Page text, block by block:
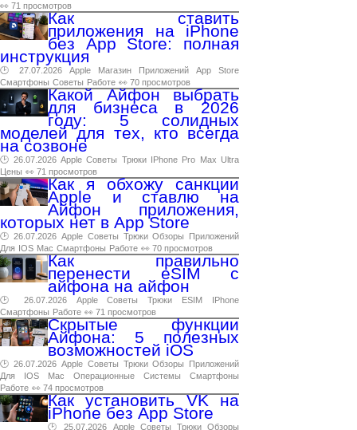
👀 71 просмотров
Как ставить
приложения на iPhone
без App Store: полная
инструкция
🕑 27.07.2026 Apple Магазин Приложений App
Store
Смартфоны Советы Работе 👀 70 просмотров
Какой Айфон выбрать
для бизнеса в 2026
году: 5 солидных
моделей для тех, кто всегда
на созвоне
🕑 26.07.2026 Apple Советы Трюки IPhone Pro Max
Ultra
Цены 👀 71 просмотров
Как я обхожу санкции
Apple и ставлю на
Айфон приложения,
которых нет в App Store
🕑 26.07.2026 Apple Советы Трюки Обзоры
Приложений
Для IOS Mac Смартфоны Работе 👀 70 просмотров
Как правильно
перенести eSIM с
айфона на айфон
🕑 26.07.2026 Apple Советы Трюки ESIM
IPhone
Смартфоны Работе 👀 71 просмотров
Скрытые функции
Айфона: 5 полезных
возможностей iOS
🕑 26.07.2026 Apple Советы Трюки Обзоры
Приложений
Для
IOS Mac Операционные Системы
Смартфоны
Работе 👀 74 просмотров
Как установить VK на
iPhone без App Store
🕑 25.07.2026 Apple Советы Трюки Обзоры